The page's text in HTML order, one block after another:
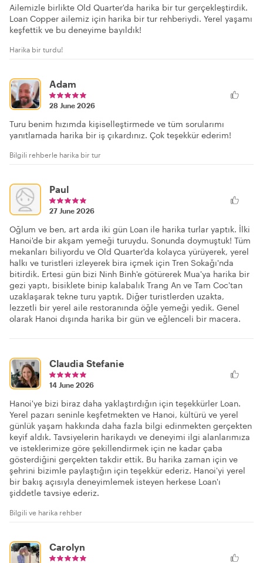
Ailemizle birlikte Old Quarter'da harika bir tur gerçekleştirdik.
Loan Copper ailemiz için harika bir tur rehberiydi. Yerel yaşamı
keşfettik ve bu deneyime bayıldık!
Harika bir turdu!
Adam
28 June 2026
Turu benim hızımda kişiselleştirmede ve tüm sorularımı
yanıtlamada harika bir iş çıkardınız. Çok teşekkür ederim!
Bilgili rehberle harika bir tur
Paul
27 June 2026
Oğlum ve ben, art arda iki gün Loan ile harika turlar yaptık. İlki
Hanoi'de bir akşam yemeği turuydu. Sonunda doymuştuk! Tüm
mekanları biliyordu ve Old Quarter'da kolayca yürüyerek, yerel
halkı ve turistleri izleyerek bira içmek için Tren Sokağı'nda
bitirdik. Ertesi gün bizi Ninh Binh'e götürerek Mua'ya harika bir
gezi yaptı, bisiklete binip kalabalık Trang An ve Tam Coc'tan
uzaklaşarak tekne turu yaptık. Diğer turistlerden uzakta,
lezzetli bir yerel aile restoranında öğle yemeği yedik. Genel
olarak Hanoi dışında harika bir gün ve eğlenceli bir macera.
Claudia Stefanie
14 June 2026
Hanoi'ye bizi biraz daha yaklaştırdığın için teşekkürler Loan.
Yerel pazarı seninle keşfetmekten ve Hanoi, kültürü ve yerel
günlük yaşam hakkında daha fazla bilgi edinmekten gerçekten
keyif aldık. Tavsiyelerin harikaydı ve deneyimi ilgi alanlarımıza
ve isteklerimize göre şekillendirmek için ne kadar çaba
gösterdiğini gerçekten takdir ettik. Bu harika zaman için ve
şehrini bizimle paylaştığın için teşekkür ederiz. Hanoi'yi yerel
bir bakış açısıyla deneyimlemek isteyen herkese Loan'ı
şiddetle tavsiye ederiz.
Bilgili ve harika rehber
Carolyn